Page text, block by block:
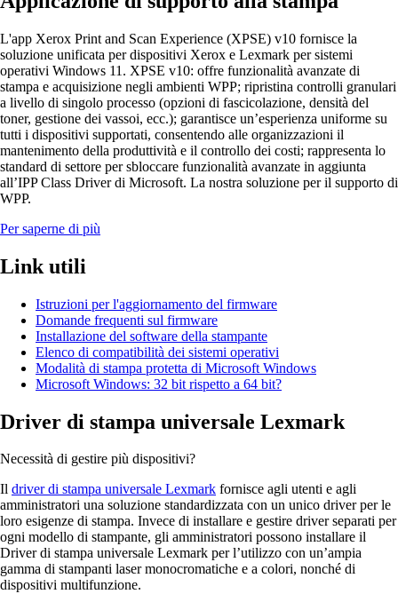
L'app Xerox Print and Scan Experience (XPSE) v10 fornisce la
soluzione unificata per dispositivi Xerox e Lexmark per sistemi
operativi Windows 11. XPSE v10: offre funzionalità avanzate di
stampa e acquisizione negli ambienti WPP; ripristina controlli granulari
a livello di singolo processo (opzioni di fascicolazione, densità del
toner, gestione dei vassoi, ecc.); garantisce un’esperienza uniforme su
tutti i dispositivi supportati, consentendo alle organizzazioni il
mantenimento della produttività e il controllo dei costi; rappresenta lo
standard di settore per sbloccare funzionalità avanzate in aggiunta
all’IPP Class Driver di Microsoft. La nostra soluzione per il supporto di
WPP.
Per saperne di più
Link utili
Istruzioni per l'aggiornamento del firmware
Domande frequenti sul firmware
Installazione del software della stampante
Elenco di compatibilità dei sistemi operativi
Modalità di stampa protetta di Microsoft Windows
Microsoft Windows: 32 bit rispetto a 64 bit?
Driver di stampa universale Lexmark
Necessità di gestire più dispositivi?
Il driver di stampa universale Lexmark fornisce agli utenti e agli
amministratori una soluzione standardizzata con un unico driver per le
loro esigenze di stampa. Invece di installare e gestire driver separati per
ogni modello di stampante, gli amministratori possono installare il
Driver di stampa universale Lexmark per l’utilizzo con un’ampia
gamma di stampanti laser monocromatiche e a colori, nonché di
dispositivi multifunzione.